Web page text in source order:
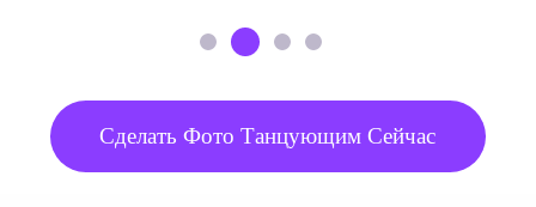
Сделать Фото Танцующим Сейчас